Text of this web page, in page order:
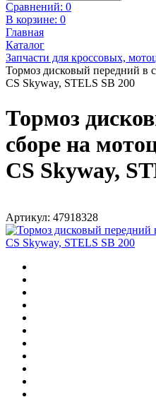
Сравнений: 0
В корзине: 0
Главная
Каталог
Запчасти для кроссовых,
Тормоз дисковый передний в
CS Skyway, STELS SB 200
Тормоз
сборе на
CS Skyway,
Артикул: 47918328